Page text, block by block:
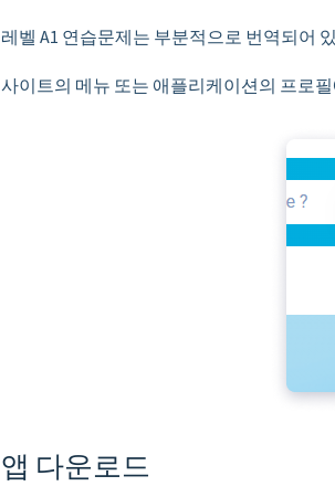
레벨 A1 연습문제는 부분적으로 번역되어
사이트의 메뉴 또는 애플리케이션의 프로
앱 다운로드